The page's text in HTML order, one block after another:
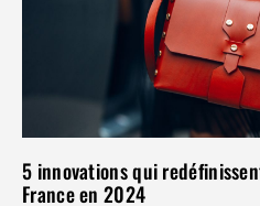
5 innovations qui
France en 2024